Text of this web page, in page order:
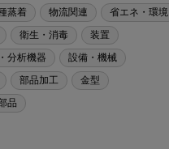
蒸着
物流関連
省エネ・環境
衛生・消毒
装置
分析機器
設備・機械
部品加工
金型
品